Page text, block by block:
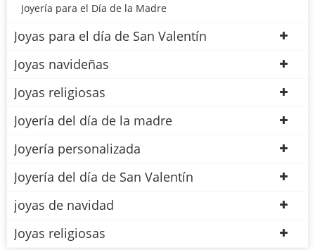
Joyería para el Día de la Madre
Joyas para el día de San Valentín
Joyas navideñas
Joyas religiosas
Joyería del día de la madre
Joyería personalizada
Joyería del día de San Valentín
joyas de navidad
Joyas religiosas